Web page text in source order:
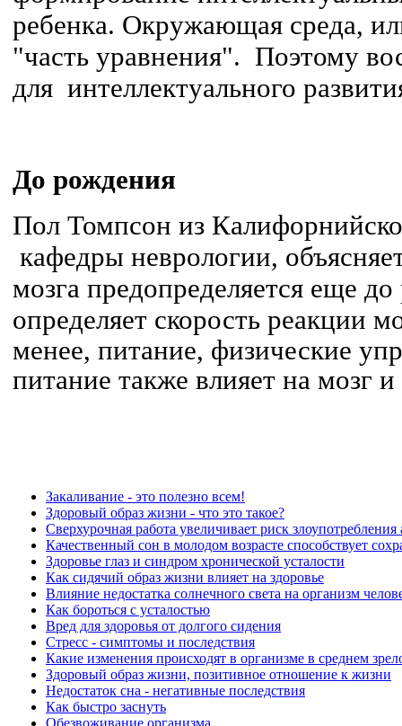
ребенка. Окружающая среда,
"часть уравнения". Поэтому
для интеллектуального
До рождения
Пол Томпсон из
кафедры неврологии,
мозга предопределяется еще
определяет скорость реакции
менее, питание, физические
питание также влияет на мозг и
Закаливание - это полезно всем!
Здоровый образ жизни - что это такое?
Сверхурочная работа увеличивает риск злоупотребления
Качественный сон в молодом возрасте способствует
Здоровье глаз и синдром хронической усталости
Как сидячий образ жизни влияет на здоровье
Влияние недостатка солнечного света на организм
Как бороться с усталостью
Вред для здоровья от долгого сидения
Стресс - симптомы и последствия
Какие изменения происходят в организме в среднем
Здоровый образ жизни, позитивное отношение к жизни
Недостаток сна - негативные последствия
Как быстро заснуть
Обезвоживание организма